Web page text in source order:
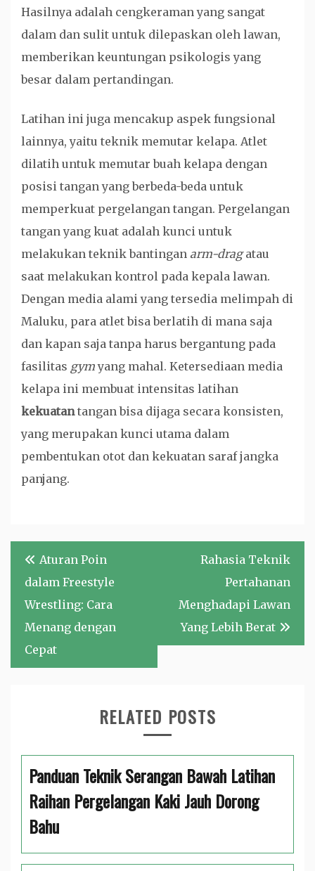
Hasilnya adalah cengkeraman yang sangat
dalam dan sulit untuk dilepaskan oleh lawan,
memberikan keuntungan psikologis yang
besar dalam pertandingan.
Latihan ini juga mencakup aspek fungsional
lainnya, yaitu teknik memutar kelapa. Atlet
dilatih untuk memutar buah kelapa dengan
posisi tangan yang berbeda-beda untuk
memperkuat pergelangan tangan. Pergelangan
tangan yang kuat adalah kunci untuk
melakukan teknik bantingan arm-dragatau
saat melakukan kontrol pada kepala lawan.
Dengan media alami yang tersedia melimpah di
Maluku, para atlet bisa berlatih di mana saja
dan kapan saja tanpa harus bergantung pada
fasilitas gymyang mahal. Ketersediaan media
kelapa ini membuat intensitas latihan
kekuatantangan bisa dijaga secara konsisten,
yang merupakan kunci utama dalam
pembentukan otot dan kekuatan saraf jangka
panjang.
Navigasi
pos
Aturan Poin
dalam Freestyle
Wrestling: Cara
Menang dengan
Cepat
Rahasia Teknik
Pertahanan
Menghadapi Lawan
Yang Lebih Berat
RELATED POSTS
Panduan Teknik Serangan Bawah Latihan
Raihan Pergelangan Kaki Jauh Dorong
Bahu